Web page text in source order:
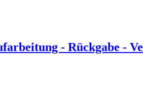
- Rückgabe -